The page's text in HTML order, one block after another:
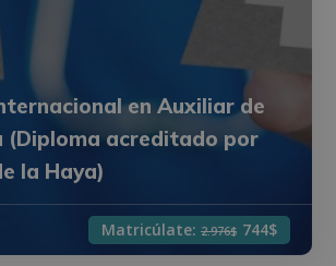
en Auxiliar de
(Diploma acreditado por
la Haya)
Matricúlate: 2.976$ 744$